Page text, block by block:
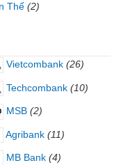
Thế (2)
Vietcombank (26)
Techcombank (10)
MSB (2)
Agribank (11)
MB Bank (4)